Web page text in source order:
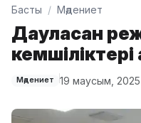
Басты Мәдениет
Дауласқан
Мәдениет 19 маусым, 2025